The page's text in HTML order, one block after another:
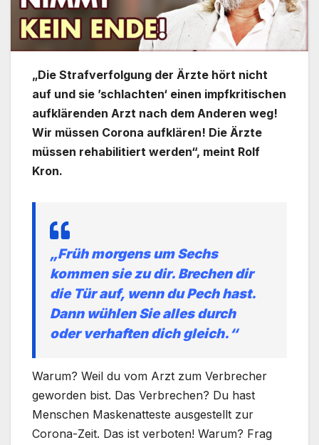
„Die Strafverfolgung der Ärzte hört nicht
auf und sie ’schlachten‘ einen impfkritischen
aufklärenden Arzt nach dem Anderen weg!
Wir müssen Corona aufklären! Die Ärzte
müssen rehabilitiert werden“, meint Rolf
Kron.
„Früh morgens um Sechs
kommen sie zu dir. Brechen dir
die Tür auf, wenn du Pech hast.
Dann wühlen Sie alles durch
oder verhaften dich gleich.“
Warum? Weil du vom Arzt zum Verbrecher
geworden bist. Das Verbrechen? Du hast
Menschen Maskenatteste ausgestellt zur
Corona-Zeit. Das ist verboten! Warum? Frag